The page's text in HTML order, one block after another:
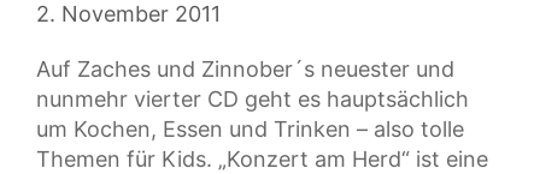
2. November 2011
Auf Zaches und Zinnober´s neuester und
nunmehr vierter CD geht es hauptsächlich
um Kochen, Essen und Trinken – also tolle
Themen für Kids. „Konzert am Herd“ ist eine